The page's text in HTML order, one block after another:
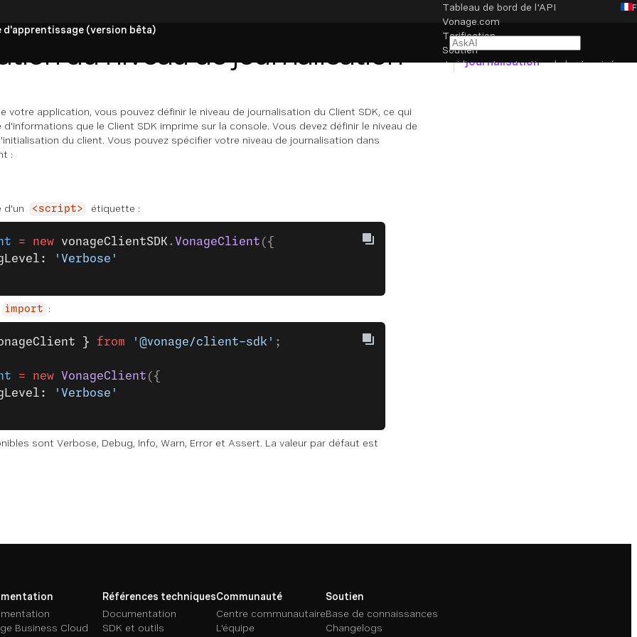
Tableau de bord de l'API
Vonage.com
Tarification
Soutien
Juridique et protection de la vie privée
d'apprentissage (version bêta)
du niveau de journalisation
votre application, vous pouvez définir le niveau de journalisation du Client SDK, ce qui
que le Client SDK imprime sur la console. Vous devez définir le niveau de
du client. Vous pouvez spécifier votre niveau de journalisation dans
:
d'un <script> étiquette :
= new vonageClientSDK . VonageClient ({
'Verbose'
import :
} from '@vonage/client-sdk' ;
= new VonageClient ({
'Verbose'
sont Verbose, Debug, Info, Warn, Error et Assert. La valeur par défaut est
NAVIGATION
Configuration du niveau de
journalisation
Business Cloud
Références techniques
Documentation
SDK et outils
Communauté
Centre communautaire
L'équipe
Soutien
Base de connaissances
Changelogs